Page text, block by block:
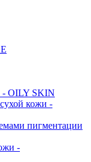
OILY SKIN
кожи -
пигментации
-